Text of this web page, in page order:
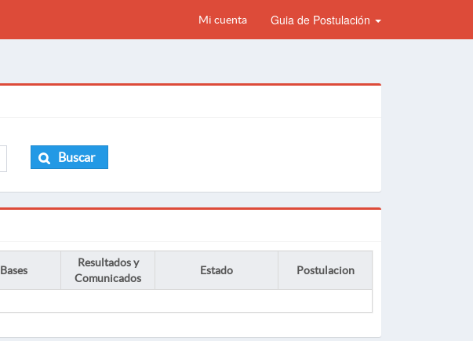
Mi cuenta Guia de Postulación
Buscar
Bases
Resultados y
Comunicados
Estado Postulacion